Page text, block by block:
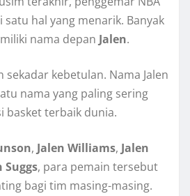
hal yang menarik. Banyak
nama depan Jalen.
sekadar kebetulan. Nama Jalen
nama yang paling sering
basket terbaik dunia.
, Jalen Williams, Jalen
Suggs, para pemain tersebut
bagi tim masing-masing.